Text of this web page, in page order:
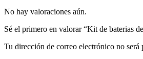
No hay valoraciones aún.
Sé el primero en valorar “Kit de baterias
Tu dirección de correo electrónico no será